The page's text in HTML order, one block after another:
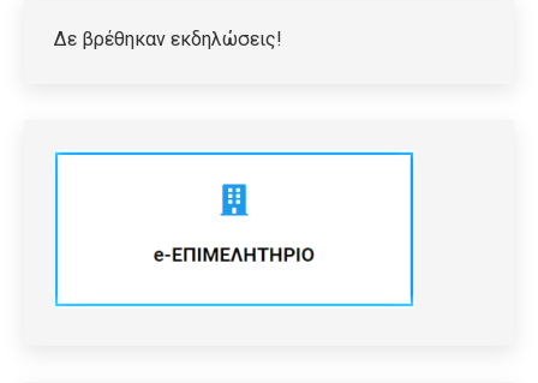
Δε βρέθηκαν εκδηλώσεις!